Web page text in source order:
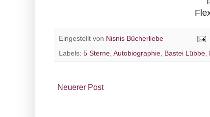
Eingestellt von Nisnis Bücherliebe
Labels: 5 Sterne Autobiographie Bastei Lübbe
Neuerer Post